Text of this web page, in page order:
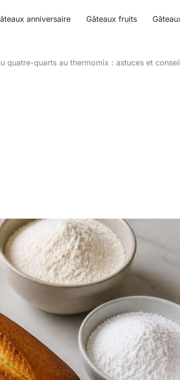
anniversaire Gâteaux fruits
quatre-quarts au thermomix : astuces et